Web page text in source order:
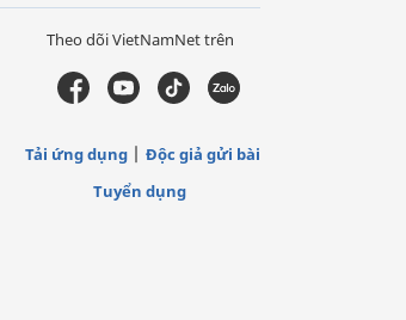
Theo dõi VietNamNet trên
Tải ứng dụng
Độc giả gửi bài
Tuyển dụng